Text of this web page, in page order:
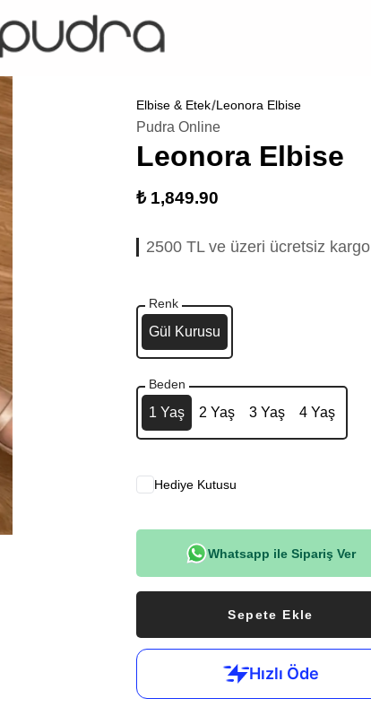
Elbise & Etek Leonora Elbise
Pudra Online
Leonora Elbise
₺ 1,849.90
2500 TL ve üzeri ücretsiz kargo
Renk
Gül Kurusu
Beden
1 Yaş 2 Yaş 3 Yaş 4 Yaş
Hediye Kutusu
Whatsapp ile Sipariş Ver
Sepete Ekle